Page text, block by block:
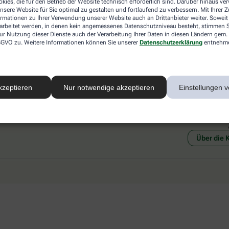
die für den Betrieb der Website technisch erforderlich sind. Darüber hinaus
Website für Sie optimal zu gestalten und fortlaufend zu verbessern. Mit Ihrer
zu Ihrer Verwendung unserer Website auch an Drittanbieter weiter. Soweit
werden, in denen kein angemessenes Datenschutzniveau besteht, stimmen
Nutzung dieser Dienste auch der Verarbeitung Ihrer Daten in diesen Ländern
zu. Weitere Informationen können Sie unserer Datenschutzerklärung
Nur notwendige akzeptieren Einstellungen
einer anderen akzeptierten
Ihrer Apotheke vor Ort.
Abholung in der Apotheke
Botendienstlieferung
Über die